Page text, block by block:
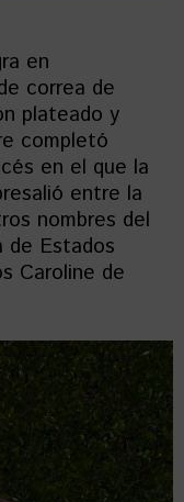
en
correa de
plateado y
completó
en el que la
entre la
nombres del
de Estados
Caroline de